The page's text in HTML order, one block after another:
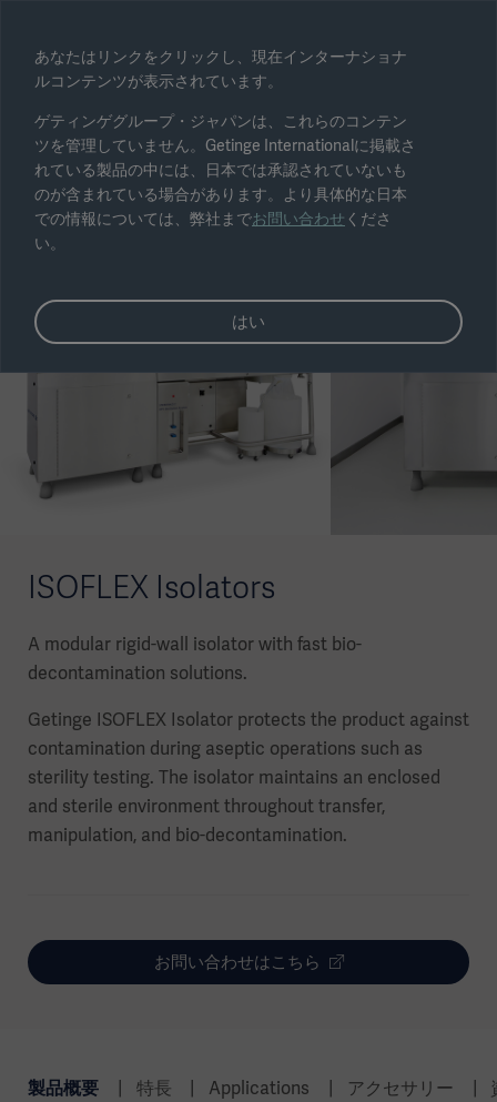
ISOFLEX Isolators
A modular rigid-wall isolator with fast bio-
decontamination solutions.
Getinge ISOFLEX Isolator protects the product against
contamination during aseptic operations such as
sterility testing. The isolator maintains an enclosed
and sterile environment throughout transfer,
manipulation, and bio-decontamination.
お問い合わせはこちら
製品概要 特長 Applications アクセサリー
あなたはリンクをクリックし、現在インターナショナ
ルコンテンツが表示されています。
ゲティンゲグループ・ジャパンは、これらのコンテン
ツを管理していません。Getinge Internationalに掲載さ
れている製品の中には、日本では承認されていないも
のが含まれている場合があります。より具体的な日本
での情報については、弊社までお問い合わせ くださ
い。
はい